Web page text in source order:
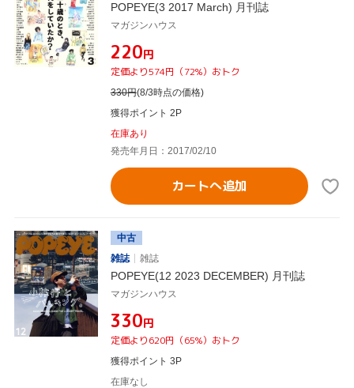
POPEYE(3 2017 March) 月刊誌
マガジンハウス
¥220円
定価より574円（72%）おトク
330円(8/3時点の価格)
獲得ポイント 2P
在庫あり
発売年月日：2017/02/10
カートへ追加
中古
雑誌
雑誌
POPEYE(12 2023 DECEMBER) 月刊誌
マガジンハウス
¥330円
定価より620円（65%）おトク
獲得ポイント 3P
在庫なし